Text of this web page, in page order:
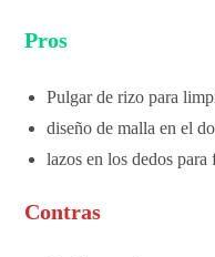
Pros
Pulgar de rizo para
diseño de malla en el
lazos en los dedos
Contras